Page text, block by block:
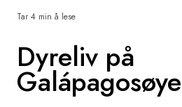
Sverige
Danmark
Norge
Dyreliv på
Tar 4 min å lese